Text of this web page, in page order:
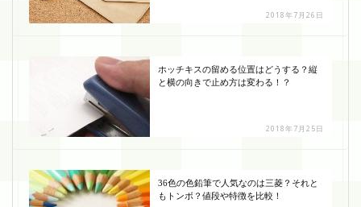
2018年7月26日
ホッチキスの留める位置はどうする？縦
と横の向きで止め方は変わる！？
2018年7月25日
36色の色鉛筆で人気なのは三菱？それと
もトンボ？値段や特徴を比較！